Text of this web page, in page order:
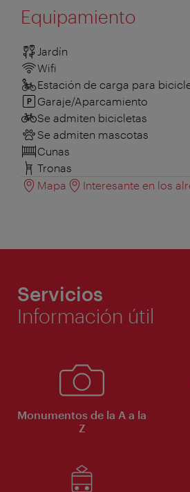
Equipamiento
Jardín
Wifi
Estación de carga para
Garaje/Aparcamiento
Se admiten bicicletas
Se admiten mascotas
Cunas
Tronas
Mapa
Interesante en los
Servicios
Información útil
Monumentos de la A a la
Z